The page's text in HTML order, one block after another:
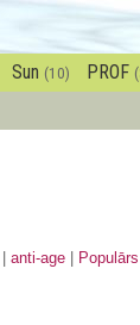
Sun (10) PROF
anti-age
Populārs